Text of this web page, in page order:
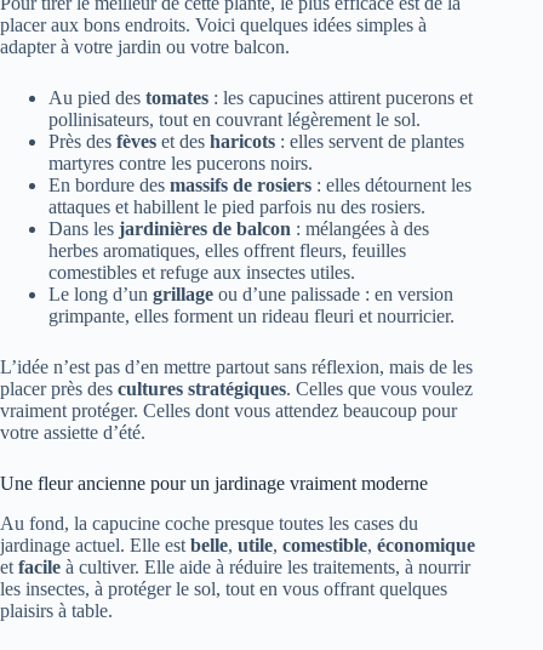
placer aux bons endroits. Voici quelques idées simples à
adapter à votre jardin ou votre balcon.
Au pied des tomates : les capucines attirent pucerons et
pollinisateurs, tout en couvrant légèrement le sol.
Près des fèves et des haricots : elles servent de plantes
martyres contre les pucerons noirs.
En bordure des massifs de rosiers : elles détournent les
attaques et habillent le pied parfois nu des rosiers.
Dans les jardinières de balcon : mélangées à des
herbes aromatiques, elles offrent fleurs, feuilles
comestibles et refuge aux insectes utiles.
Le long d’un grillage ou d’une palissade : en version
grimpante, elles forment un rideau fleuri et nourricier.
L’idée n’est pas d’en mettre partout sans réflexion, mais de les
placer près des cultures stratégiques. Celles que vous voulez
vraiment protéger. Celles dont vous attendez beaucoup pour
votre assiette d’été.
Une fleur ancienne pour un jardinage vraiment moderne
Au fond, la capucine coche presque toutes les cases du
jardinage actuel. Elle est belle, utile, comestible, économique
et facile à cultiver. Elle aide à réduire les traitements, à nourrir
les insectes, à protéger le sol, tout en vous offrant quelques
plaisirs à table.